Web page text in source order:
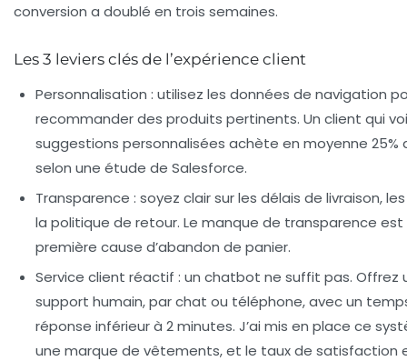
conversion a doublé en trois semaines.
Les 3 leviers clés de l’expérience client
Personnalisation : utilisez les données de navigation
recommander des produits pertinents. Un client qui
suggestions personnalisées achète en moyenne 25%
selon une étude de Salesforce.
Transparence : soyez clair sur les délais de livraison,
la politique de retour. Le manque de transparence est
première cause d’abandon de panier.
Service client réactif : un chatbot ne suffit pas. Offrez
support humain, par chat ou téléphone, avec un
réponse inférieur à 2 minutes. J’ai mis en place ce
une marque de vêtements, et le taux de satisfaction